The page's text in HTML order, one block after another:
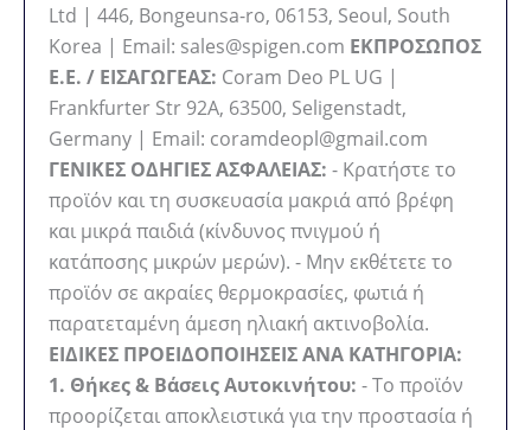
Ltd | 446, Bongeunsa-ro, 06153, Seoul, South
Korea | Email: sales@spigen.com ΕΚΠΡΟΣΩΠΟΣ
Ε.Ε. / ΕΙΣΑΓΩΓΕΑΣ: Coram Deo PL UG |
Frankfurter Str 92A, 63500, Seligenstadt,
Germany | Email: coramdeopl@gmail.com
ΓΕΝΙΚΕΣ ΟΔΗΓΙΕΣ ΑΣΦΑΛΕΙΑΣ: - Κρατήστε το
προϊόν και τη συσκευασία μακριά από βρέφη
και μικρά παιδιά (κίνδυνος πνιγμού ή
κατάποσης μικρών μερών). - Μην εκθέτετε το
προϊόν σε ακραίες θερμοκρασίες, φωτιά ή
παρατεταμένη άμεση ηλιακή ακτινοβολία.
ΕΙΔΙΚΕΣ ΠΡΟΕΙΔΟΠΟΙΗΣΕΙΣ ΑΝΑ ΚΑΤΗΓΟΡΙΑ:
1. Θήκες & Βάσεις Αυτοκινήτου: - Το προϊόν
προορίζεται αποκλειστικά για την προστασία ή